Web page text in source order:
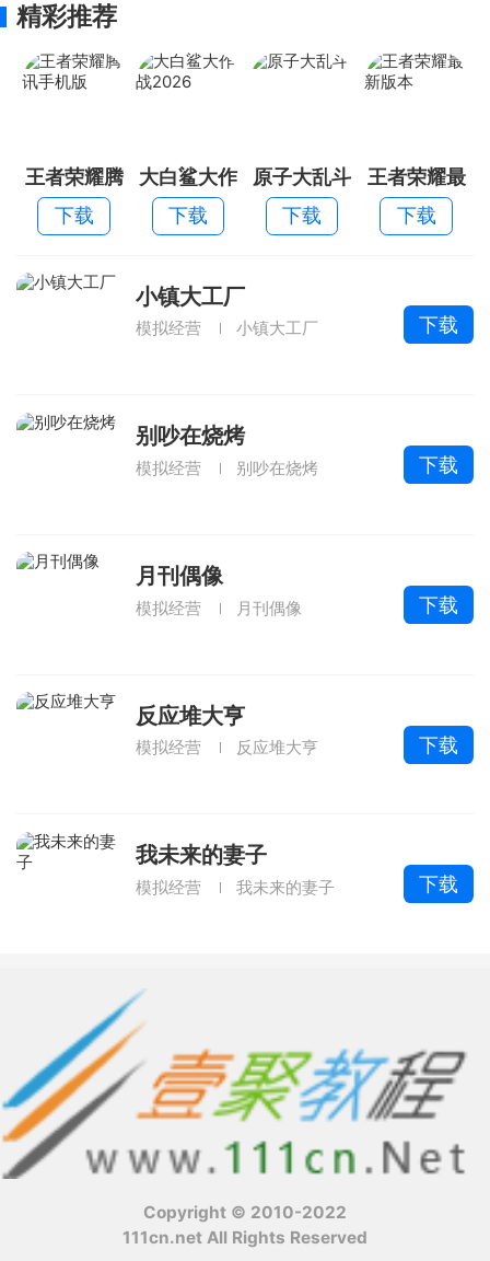
精彩推荐
王者荣耀腾
讯手机版
下载
大白鲨大作
战2026
下载
原子大乱斗
下载
王者荣耀最
新版本
下载
小镇大工厂
模拟经营 小镇大工厂 下载
别吵在烧烤
模拟经营 别吵在烧烤 下载
月刊偶像
模拟经营 月刊偶像 下载
反应堆大亨
模拟经营 反应堆大亨 下载
我未来的妻子
模拟经营 我未来的妻子 下载
Copyright © 2010-2022
111cn.net All Rights Reserved